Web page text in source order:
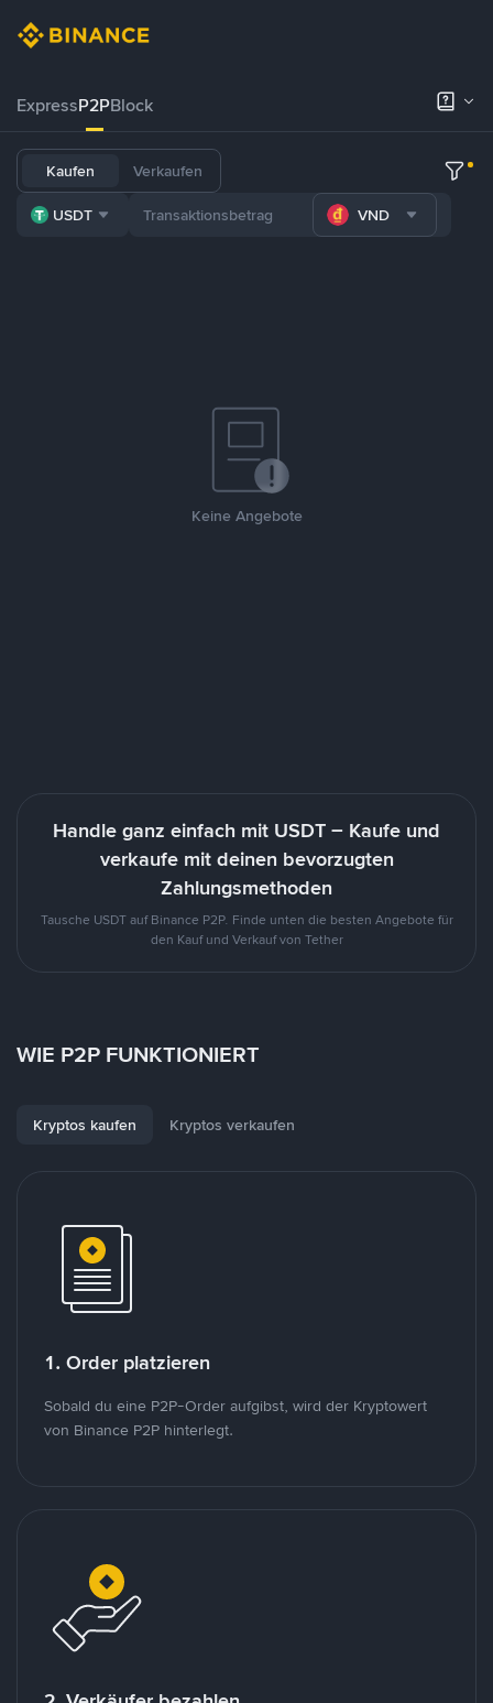
ExpressP2PBlock
Kaufen Verkaufen
USDT VND
Keine Angebote
Handle ganz einfach mit USDT – Kaufe und
verkaufe mit deinen bevorzugten
Zahlungsmethoden
Tausche USDT auf Binance P2P. Finde unten die besten Angebote für
den Kauf und Verkauf von Tether
WIE P2P FUNKTIONIERT
Kryptos kaufen Kryptos verkaufen
1. Order platzieren
Sobald du eine P2P-Order aufgibst, wird der Kryptowert
von Binance P2P hinterlegt.